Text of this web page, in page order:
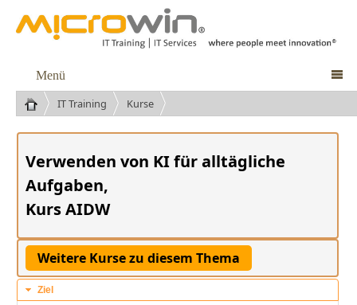
Menü 
IT Training Kurse
Verwenden von KI für alltägliche
Aufgaben,
Kurs AIDW
Ziel